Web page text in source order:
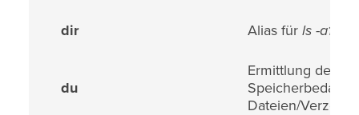
dir Alias für ls -a1h
du
Ermittlung des
Speicherbedarf
Dateien/